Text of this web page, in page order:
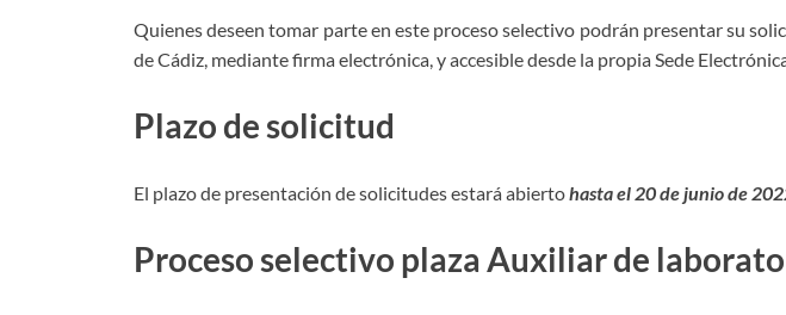
Quienes deseen tomar parte en este proceso selectivo podrán presentar su
de Cádiz, mediante firma electrónica, y accesible desde la propia Sede
Plazo de solicitud
El plazo de presentación de solicitudes estará abiertohasta el 20 de junio de
Proceso selectivo plaza Auxiliar de